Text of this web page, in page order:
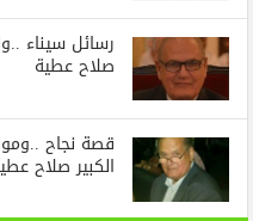
صلاح عطية
قصة نجاح
الكبير صلاح